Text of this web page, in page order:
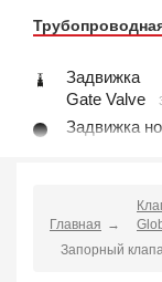
Задвижка
Gate Valve
Задвижка
Globe Valve
Клапан
Control Valve
Главная
Запорный